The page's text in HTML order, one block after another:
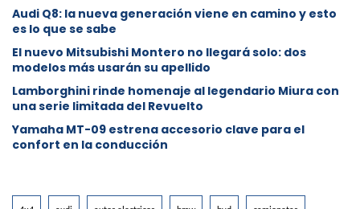
Audi Q8: la nueva generación viene en camino y esto
es lo que se sabe
⁠El nuevo Mitsubishi Montero no llegará solo: dos
modelos más usarán su apellido
Lamborghini rinde homenaje al legendario Miura con
una serie limitada del Revuelto
Yamaha MT-09 estrena accesorio clave para el
confort en la conducción